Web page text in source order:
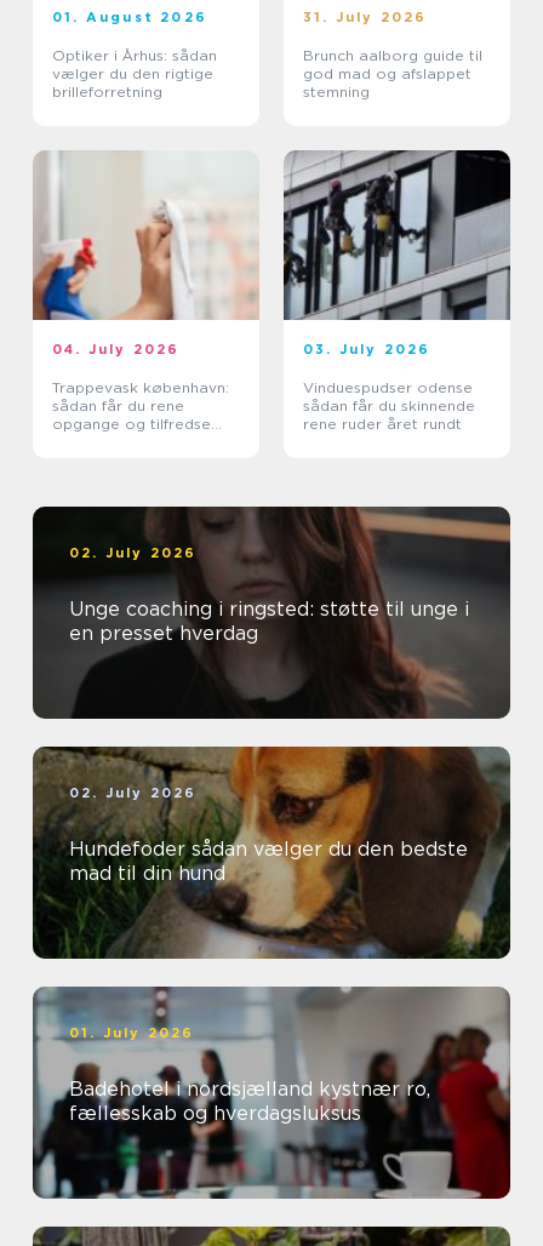
01. August 2026
Optiker i Århus: sådan
vælger du den rigtige
brilleforretning
31. July 2026
Brunch aalborg guide til
god mad og afslappet
stemning
04. July 2026
Trappevask københavn:
sådan får du rene
opgange og tilfredse
03. July 2026
Vinduespudser odense
sådan får du skinnende
rene ruder året rundt
02. July 2026
Unge coaching i ringsted: støtte til unge i
en presset hverdag
02. July 2026
Hundefoder sådan vælger du den bedste
mad til din hund
01. July 2026
Badehotel i nordsjælland kystnær ro,
fællesskab og hverdagsluksus